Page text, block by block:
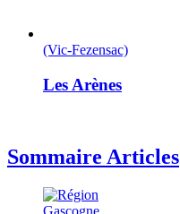
(Vic-Fezensac)
Les Arènes
Sommaire Articles